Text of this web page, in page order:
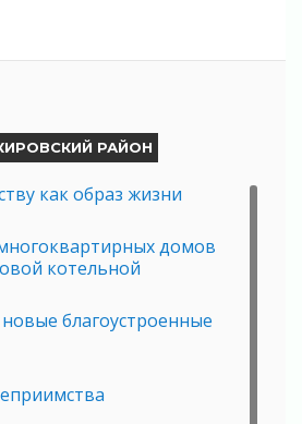
РАЙОН
как образ жизни
домов
котельной
благоустроенные